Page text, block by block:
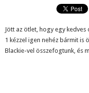
Jött az ötlet, hogy egy
1 kézzel igen nehéz bármit is
Blackie-vel összefogtunk, és